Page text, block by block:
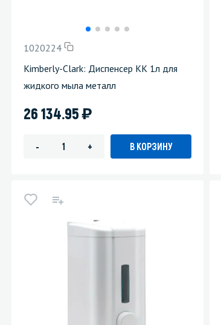
1020224
Kimberly-Clark: Диспенсер КК 1л для
жидкого мыла металл
26 134.95)
- + В КОРЗИНУ